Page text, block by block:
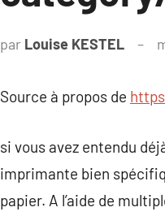
par Louise KESTEL
Source à propos de
si vous avez entendu
imprimante bien
papier. A l’aide de